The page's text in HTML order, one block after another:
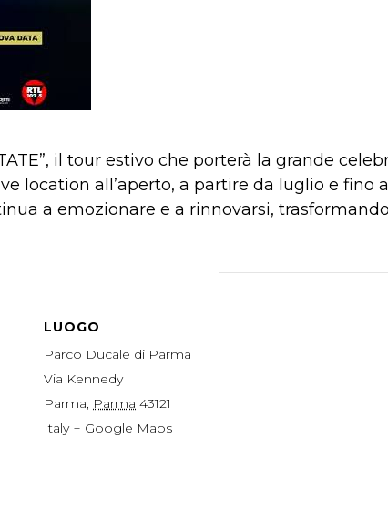
il tour estivo che porterà la grande
location all’aperto, a partire da luglio e fino
a emozionare e a rinnovarsi,
LUOGO
Parco Ducale di Parma
Via Kennedy
Parma, Parma 43121
Italy + Google Maps